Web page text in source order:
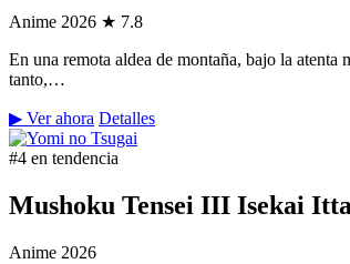
Anime 2026 ★ 7.8
En una remota aldea de montaña, bajo la
tanto,…
▶ Ver ahora Detalles
#4 en tendencia
Mushoku Tensei III Isekai
Anime 2026